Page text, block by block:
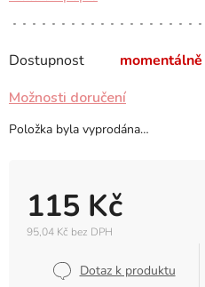
Dostupnost
115 Kč
95,04 Kč bez DPH
Dotaz k produktu
Možnosti doručení
Položka byla vyprodána…